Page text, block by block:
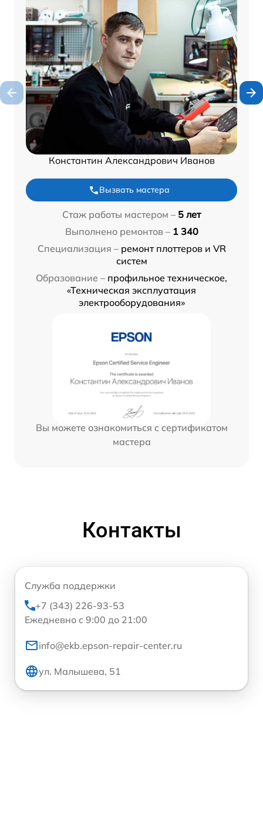
Константин Александрович Иванов
Вызвать мастера
Стаж работы мастером – 5 лет
Выполнено ремонтов – 1 340
Специализация – ремонт плоттеров и VR
систем
Образование – профильное техническое,
«Техническая эксплуатация
электрооборудования»
Вы можете ознакомиться с сертификатом
мастера
Контакты
Служба поддержки
+7 (343) 226-93-53
Ежедневно с 9:00 до 21:00
info@ekb.epson-repair-center.ru
ул. Малышева, 51